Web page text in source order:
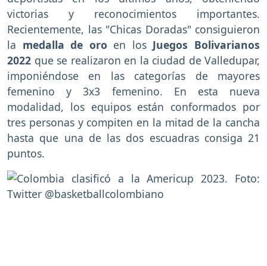
victorias y reconocimientos importantes.
Recientemente, las "Chicas Doradas" consiguieron
la medalla de oro en losJuegos Bolivarianos
2022 que se realizaron en la ciudad de Valledupar,
imponiéndose en las categorías de mayores
femenino y 3x3 femenino. En esta nueva
modalidad, los equipos están conformados por
tres personas y compiten en la mitad de la cancha
hasta que una de las dos escuadras consiga 21
puntos.